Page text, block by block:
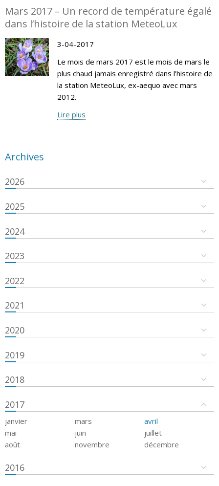
Mars 2017 – Un record de température égalé
dans l’histoire de la station MeteoLux
3-04-2017
Le mois de mars 2017 est le mois de mars le
plus chaud jamais enregistré dans l’histoire de
la station MeteoLux, ex-aequo avec mars
2012.
Lire plus
Archives
2026
2025
2024
2023
2022
2021
2020
2019
2018
2017
janvier mars
avril
mai
juin
juillet
août
novembre décembre
2016